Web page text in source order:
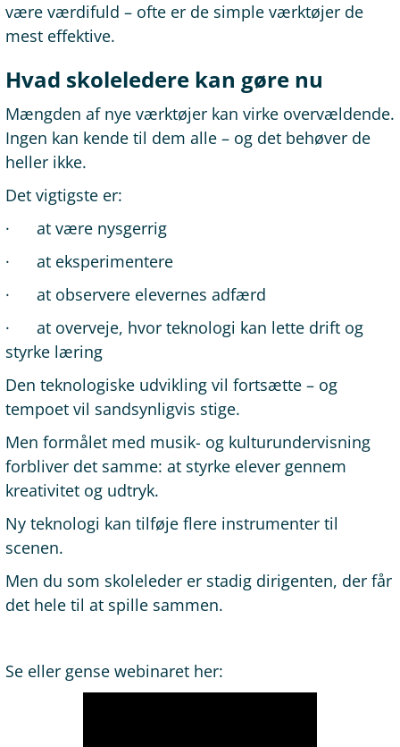
være værdifuld – ofte er de simple værktøjer de
mest effektive.
Hvad skoleledere kan gøre nu
Mængden af nye værktøjer kan virke overvældende.
Ingen kan kende til dem alle – og det behøver de
heller ikke.
Det vigtigste er:
· at være nysgerrig
· at eksperimentere
· at observere elevernes adfærd
· at overveje, hvor teknologi kan lette drift og
styrke læring
Den teknologiske udvikling vil fortsætte – og
tempoet vil sandsynligvis stige.
Men formålet med musik- og kulturundervisning
forbliver det samme: at styrke elever gennem
kreativitet og udtryk.
Ny teknologi kan tilføje flere instrumenter til
scenen.
Men du som skoleleder er stadig dirigenten, der får
det hele til at spille sammen.
Se eller gense webinaret her: